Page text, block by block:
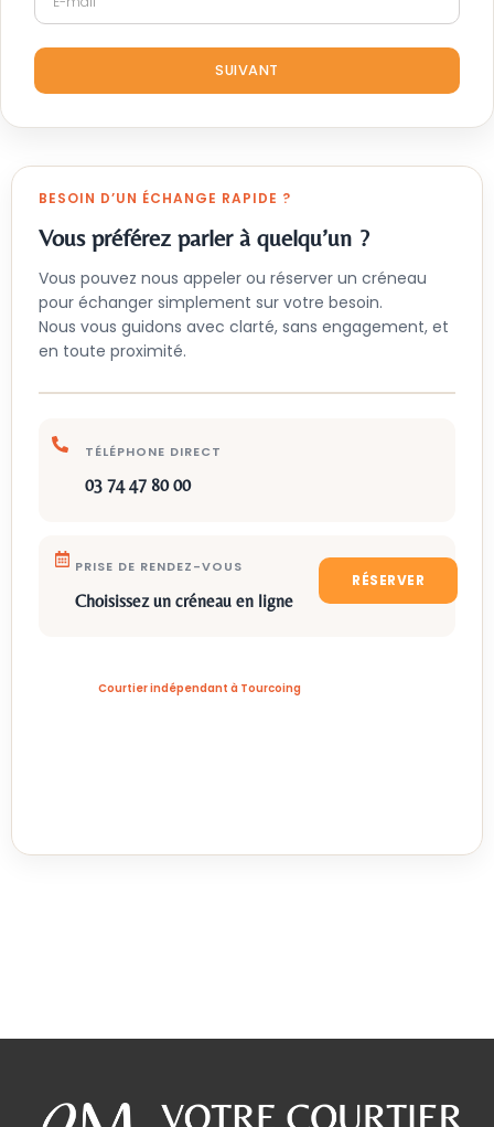
SUIVANT
BESOIN D’UN ÉCHANGE RAPIDE ?
Vous préférez parler à quelqu’un ?
Vous pouvez nous appeler ou réserver un créneau
pour échanger simplement sur votre besoin.
Nous vous guidons avec clarté, sans engagement, et
en toute proximité.
TÉLÉPHONE DIRECT
03 74 47 80 00
PRISE DE RENDEZ-VOUS
Choisissez un créneau en ligne
RÉSERVER
Courtier indépendant à Tourcoing